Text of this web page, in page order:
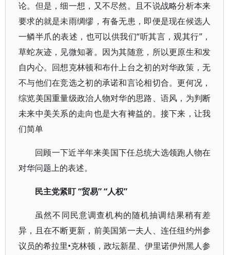
论。但是，细一想，又不尽然。且不说战略分析本来
要求的就是未雨绸缪，有备无患，即便是现在候选人
一鳞半爪的表述，也可以供我们“听其言，观其行”，
草蛇灰迹，见微知著。因为其随意，所以更原生和发
自内心。回想克林顿和布什上台之初的对华政策，无
不与他们在竞选之初的承诺和言论相切合。更何况，
综览美国重量级政治人物对华的思路、语风，为判断
未来中美关系的走向也是大有裨益的。接下来，让我
们简单
回顾一下近半年来美国下任总统大选领跑人物在
对华问题上的表述。
民主党紧盯 “贸易” “人权”
虽然不同民意调查机构的随机抽调结果稍有差
异，且在不断更新，前美国第一夫人、连任纽约州参
议员的希拉里•克林顿，政坛新星、伊里诺伊州黑人参